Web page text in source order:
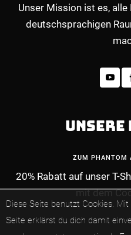
Diese Seite benutzt Cookies.
Seite erklärst du dich damit
MEHR INFOS ZUM
Unser Mission ist es,
deutschsprachigen
UNSERE
ZUM PHANTOM
20% Rabatt auf unser T-
mit dem